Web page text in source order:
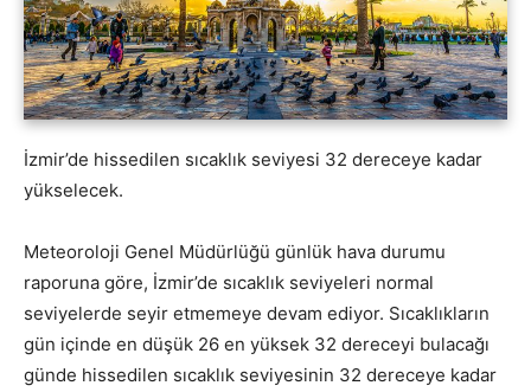
İzmir’de hissedilen sıcaklık seviyesi 32 dereceye kadar
yükselecek.
Meteoroloji Genel Müdürlüğü günlük hava durumu
raporuna göre, İzmir’de sıcaklık seviyeleri normal
seviyelerde seyir etmemeye devam ediyor. Sıcaklıkların
gün içinde en düşük 26 en yüksek 32 dereceyi bulacağı
günde hissedilen sıcaklık seviyesinin 32 dereceye kadar